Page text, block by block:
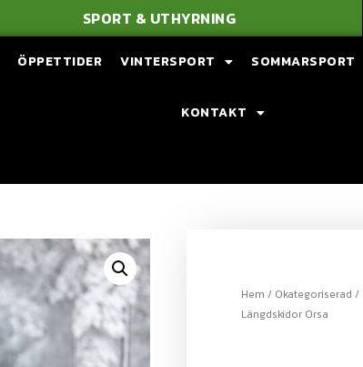
SPORT & UTHYRNING
ÖPPETTIDER VINTERSPORT SOMMARSPORT
KONTAKT
Hem / Okategoriserad /
Längdskidor Orsa